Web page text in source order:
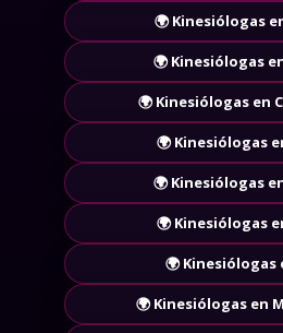
🌍 Kinesiólogas
🌍 Kinesiólogas
🌍 Kinesiólogas en
🌍 Kinesiólogas
🌍 Kinesiólogas
🌍 Kinesiólogas
🌍 Kinesiólogas
🌍 Kinesiólogas en